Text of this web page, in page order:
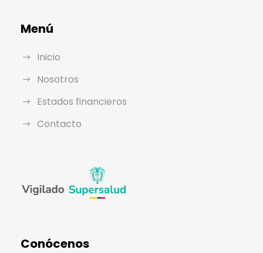
Menú
Inicio
Nosotros
Estados financieros
Contacto
Conócenos